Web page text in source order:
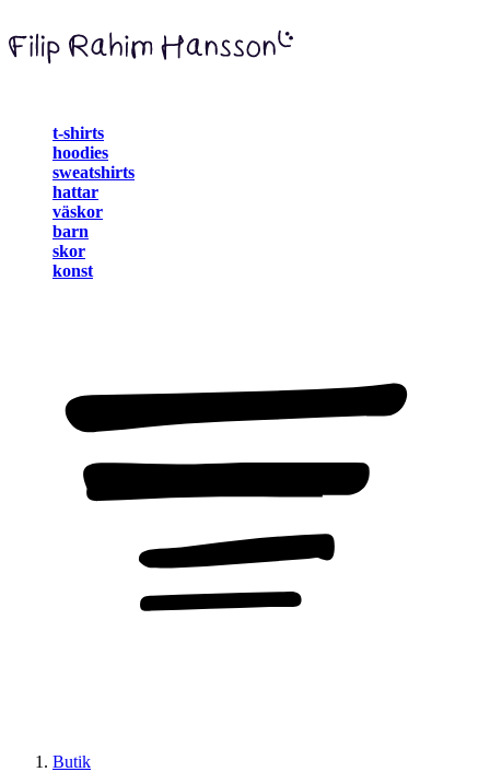
t-shirts
hoodies
sweatshirts
hattar
väskor
barn
skor
konst
Butik